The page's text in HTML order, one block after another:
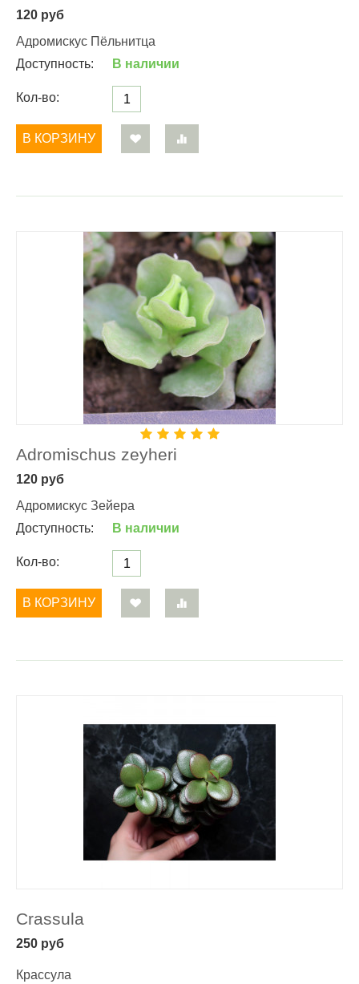
120 руб
Адромискус Пёльнитца
Доступность:
В наличии
Кол-во:
В КОРЗИНУ
Adromischus zeyheri
120 руб
Адромискус Зейера
Доступность:
В наличии
Кол-во:
В КОРЗИНУ
Crassula
250 руб
Крассула